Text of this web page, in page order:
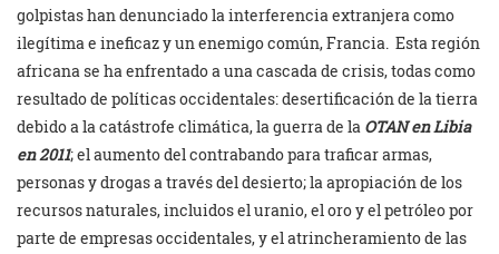
golpistas han denunciado la interferencia extranjera como
ilegítima e ineficaz y un enemigo común, Francia. Esta región
africana se ha enfrentado a una cascada de crisis, todas como
resultado de políticas occidentales: desertificación de la tierra
debido a la catástrofe climática, la guerra de la OTAN en Libia
en 2011; el aumento del contrabando para traficar armas,
personas y drogas a través del desierto; la apropiación de los
recursos naturales, incluidos el uranio, el oro y el petróleo por
parte de empresas occidentales, y el atrincheramiento de las